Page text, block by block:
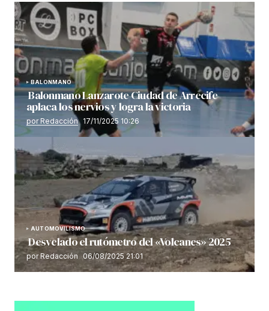
BALONMANO
Balonmano Lanzarote Ciudad de Arrecife
aplaca los nervios y logra la victoria
por Redacción 17/11/2025 10:26
AUTOMOVILISMO
Desvelado el rutómetro del «Volcanes» 2025
por Redacción 06/08/2025 21:01